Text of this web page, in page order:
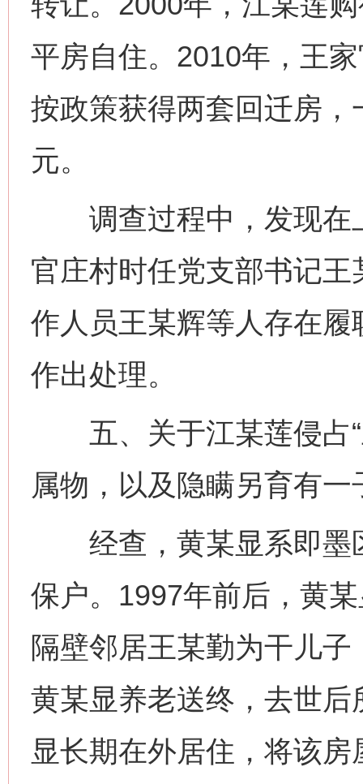
平房自住。2010年，王
按政策获得两套回迁房
元。
调查过程中，发现在
官庄村时任党支部书记
作人员王某辉等人存在
作出处理。
五、关于江某莲侵占“
属物，以及隐瞒另育有一
经查，黄某显系即墨
保户。1997年前后，黄
隔壁邻居王某勤为干儿
黄某显养老送终，去世
显长期在外居住，将该